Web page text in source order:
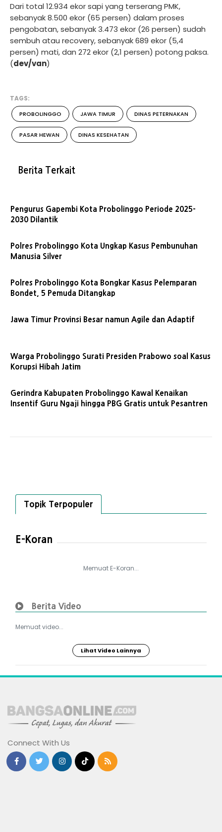
Dari total 12.934 ekor sapi yang terserang PMK,
sebanyak 8.500 ekor (65 persen) dalam proses
pengobatan, sebanyak 3.473 ekor (26 persen) sudah
sembuh atau recovery, sebanyak 689 ekor (5,4
persen) mati, dan 272 ekor (2,1 persen) potong paksa.
(dev/van)
TAGS:
PROBOLINGGO JAWA TIMUR DINAS PETERNAKAN
PASAR HEWAN DINAS KESEHATAN
Berita Terkait
Pengurus Gapembi Kota Probolinggo Periode 2025-
2030 Dilantik
Polres Probolinggo Kota Ungkap Kasus Pembunuhan
Manusia Silver
Polres Probolinggo Kota Bongkar Kasus Pelemparan
Bondet, 5 Pemuda Ditangkap
Jawa Timur Provinsi Besar namun Agile dan Adaptif
Warga Probolinggo Surati Presiden Prabowo soal Kasus
Korupsi Hibah Jatim
Gerindra Kabupaten Probolinggo Kawal Kenaikan
Insentif Guru Ngaji hingga PBG Gratis untuk Pesantren
Topik Terpopuler
E-Koran
Memuat E-Koran...
Berita Video
Memuat video...
Lihat Video Lainnya
Connect With Us